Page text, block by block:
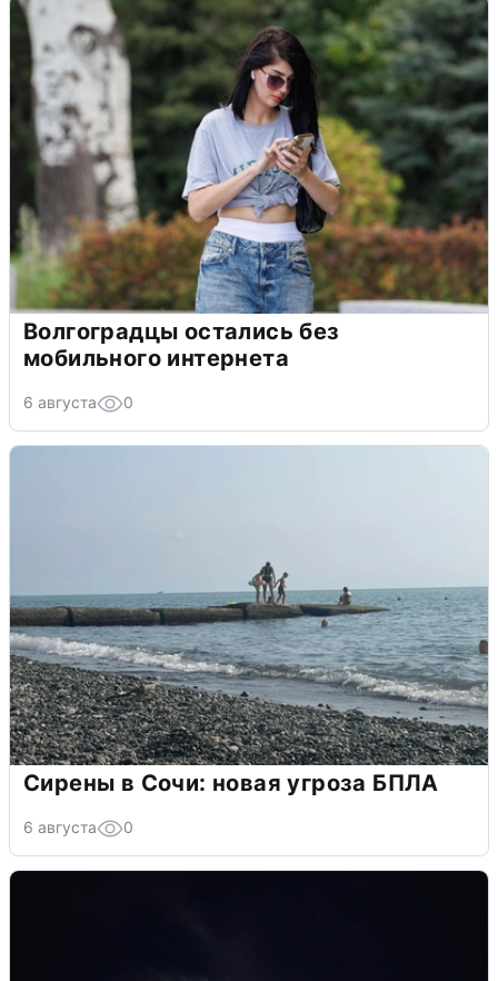
Волгоградцы остались без
мобильного интернета
6 августа 0
Сирены в Сочи: новая угроза БПЛА
6 августа 0